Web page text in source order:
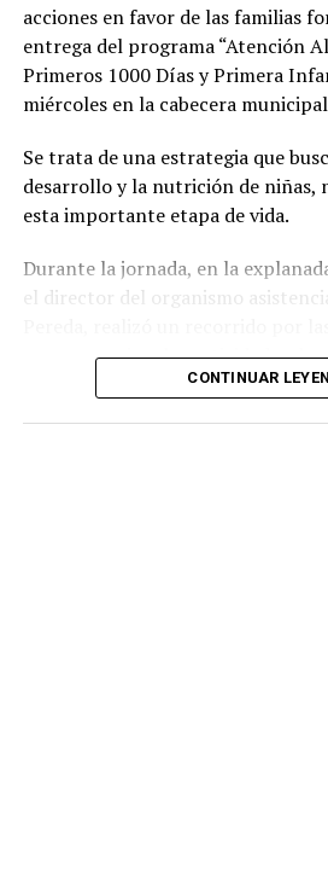
lo que este programa les permitió
gratuita a un instrumento
actividades diarias.
Con estas acciones, el Sistema
Amatlán de los Reyes reafirmó su
trabajar en favor de los sectores
municipio, acercando programas
contribuyan a mejorar la salud, la
de vida de la población.
acciones en favor de las familias
entrega del programa “Atención
Primeros 1000 Días y Primera
miércoles en la cabecera
Se trata de una estrategia que
desarrollo y la nutrición de niñas,
esta importante etapa de vida.
Durante la jornada, en la
el director del organismo
para supervisar las actividades
de Plan Alimentario,CONTINUAR